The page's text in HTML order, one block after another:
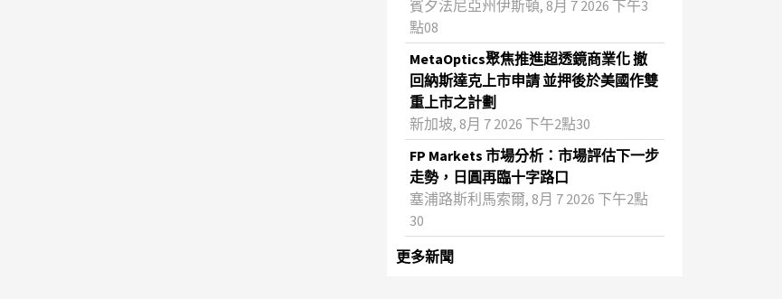
賓夕法尼亞州伊斯頓, 8月 7 2026 下午3
點08
MetaOptics聚焦推進超透鏡商業化 撤
回納斯達克上市申請 並押後於美國作雙
重上市之計劃
新加坡, 8月 7 2026 下午2點30
FP Markets 市場分析：市場評估下一步
走勢，日圓再臨十字路口
塞浦路斯利馬索爾, 8月 7 2026 下午2點
30
更多新聞